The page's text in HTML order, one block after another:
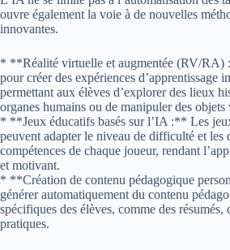
ouvre également la voie à de nouvelles
innovantes.
* **Réalité virtuelle et augmentée (RV/RA)
pour créer des expériences d’apprentissage
permettant aux élèves d’explorer des lieux
organes humains ou de manipuler des objets
* **Jeux éducatifs basés sur l’IA :** Les
peuvent adapter le niveau de difficulté et les
compétences de chaque joueur, rendant
et motivant.
* **Création de contenu pédagogique
générer automatiquement du contenu
spécifiques des élèves, comme des résumés,
pratiques.